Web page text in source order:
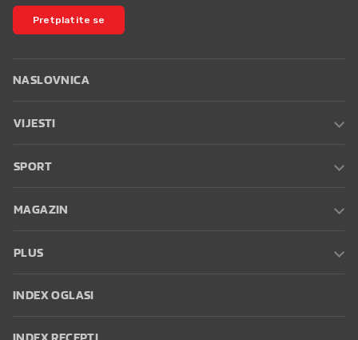
Pretplatite se
NASLOVNICA
VIJESTI
SPORT
MAGAZIN
PLUS
INDEX OGLASI